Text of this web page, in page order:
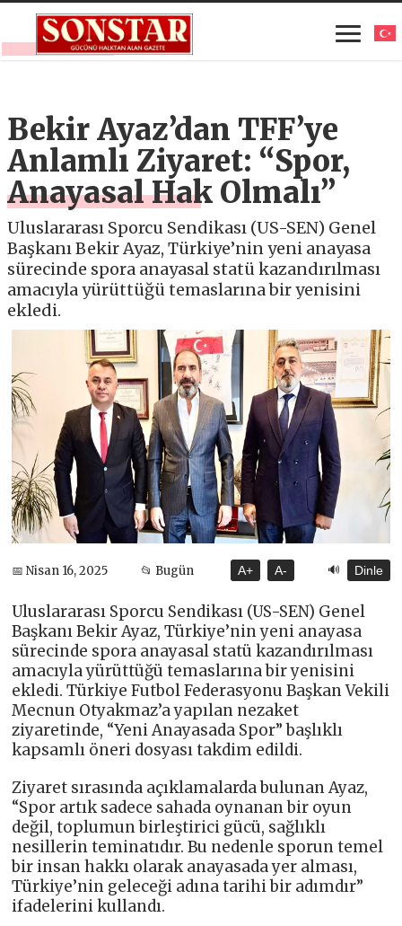
Bekir Ayaz’dan TFF’ye
Anlamlı Ziyaret: “Spor,
Anayasal Hak Olmalı”
Uluslararası Sporcu Sendikası (US-SEN) Genel
Başkanı Bekir Ayaz, Türkiye’nin yeni anayasa
sürecinde spora anayasal statü kazandırılması
amacıyla yürüttüğü temaslarına bir yenisini
ekledi.
📅 Nisan 16, 2025 📂 Bugün A+ A- 🔊 Dinle
Uluslararası Sporcu Sendikası (US-SEN) Genel
Başkanı Bekir Ayaz, Türkiye’nin yeni anayasa
sürecinde spora anayasal statü kazandırılması
amacıyla yürüttüğü temaslarına bir yenisini
ekledi. Türkiye Futbol Federasyonu Başkan Vekili
Mecnun Otyakmaz’a yapılan nezaket
ziyaretinde, “Yeni Anayasada Spor” başlıklı
kapsamlı öneri dosyası takdim edildi.
Ziyaret sırasında açıklamalarda bulunan Ayaz,
“Spor artık sadece sahada oynanan bir oyun
değil, toplumun birleştirici gücü, sağlıklı
nesillerin teminatıdır. Bu nedenle sporun temel
bir insan hakkı olarak anayasada yer alması,
Türkiye’nin geleceği adına tarihi bir adımdır”
ifadelerini kullandı.